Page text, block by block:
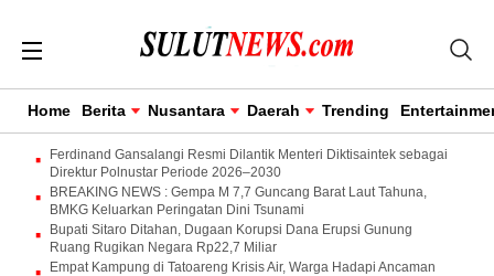
Home Berita Nusantara Daerah Trending
Ferdinand Gansalangi Resmi Dilantik Menteri Diktisaintek sebagai
Direktur Polnustar Periode 2026–2030
BREAKING NEWS : Gempa M 7,7 Guncang Barat Laut Tahuna,
BMKG Keluarkan Peringatan Dini Tsunami
Bupati Sitaro Ditahan, Dugaan Korupsi Dana Erupsi Gunung
Ruang Rugikan Negara Rp22,7 Miliar
Empat Kampung di Tatoareng Krisis Air, Warga Hadapi Ancaman